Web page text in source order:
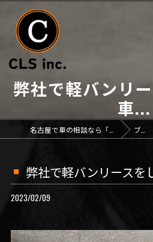
弊社で軽バンリ
車...
ブログ
弊社で軽バンリースを
2023/02/09